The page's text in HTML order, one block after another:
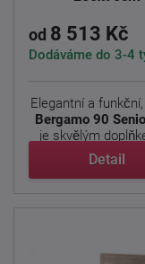
od 8 513 Kč
Dodáváme do 3-4
Elegantní a
Bergamo 90
je skvělým
Detail